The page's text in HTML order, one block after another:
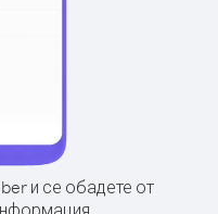
и се обадете от